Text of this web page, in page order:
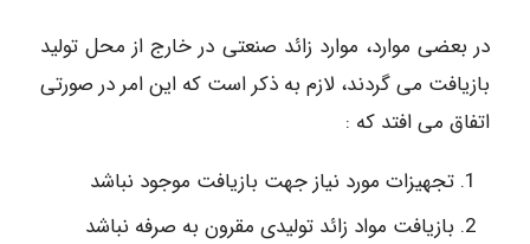
در بعضی موارد، موارد زائد صنعتی در خارج از محل تولید
بازیافت می گردند، لازم به ذکر است که این امر در صورتی
اتفاق می افتد که :
تجهیزات مورد نیاز جهت بازیافت موجود نباشد
بازیافت مواد زائد تولیدی مقرون به صرفه نباشد